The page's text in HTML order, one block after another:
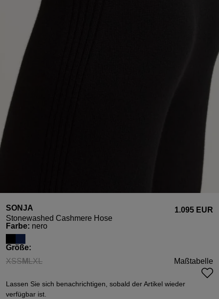
SONJA
Stonewashed Cashmere Hose
1.095 EUR
Farbeauswählen
: nero
Größeauswählen
:
XS
(Diese Option ist zurzeit nicht verfügbar.)
S
(Diese Option ist zurzeit nicht verfügbar.)
M
(Diese Option ist zurzeit nicht verfügbar.)
L
(Diese Option ist zurzeit nicht verfügbar.)
XL
(Diese Option ist zurzeit nicht verfügbar.)
Maßtabelle
Lassen Sie sich benachrichtigen, sobald der Artikel wieder
verfügbar ist.